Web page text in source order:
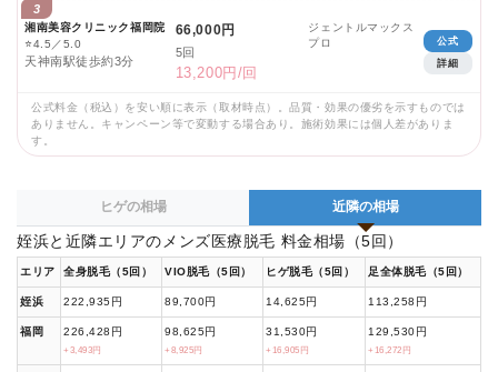
3
湘南美容クリニック福岡院
⭐4.5／5.0
天神南駅徒歩約3分
66,000円
5回
13,200円/回
ジェントルマックス
プロ
公式
詳細
公式料金（税込）を安い順に表示（取材時点）。品質・効果の優劣を示すものでは
ありません。キャンペーン等で変動する場合あり。施術効果には個人差がありま
す。
ヒゲの相場 近隣の相場
姪浜と近隣エリアのメンズ医療脱毛 料金相場（5回）
エリア 全身脱毛（5回） VIO脱毛（5回） ヒゲ脱毛（5回） 足全体脱毛（5回）
姪浜 222,935円 89,700円 14,625円 113,258円
福岡 226,428円
+3,493円
98,625円
+8,925円
31,530円
+16,905円
129,530円
+16,272円